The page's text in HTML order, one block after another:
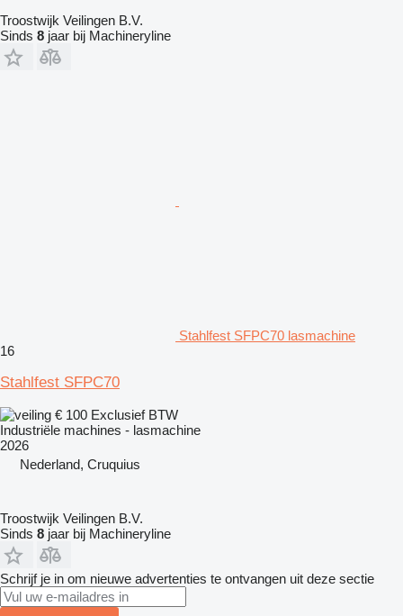
Troostwijk Veilingen B.V.
Sinds 8 jaar bij Machineryline
Stahlfest SFPC70 lasmachine
16
Stahlfest SFPC70
€ 100 Exclusief BTW
Industriële machines - lasmachine
2026
Nederland, Cruquius
Troostwijk Veilingen B.V.
Sinds 8 jaar bij Machineryline
Schrijf je in om nieuwe advertenties te ontvangen uit deze sectie